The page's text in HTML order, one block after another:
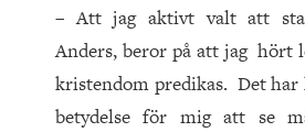
– Att jag aktivt valt att
Anders, beror på att jag hört
kristendom predikas. Det
betydelse för mig att se